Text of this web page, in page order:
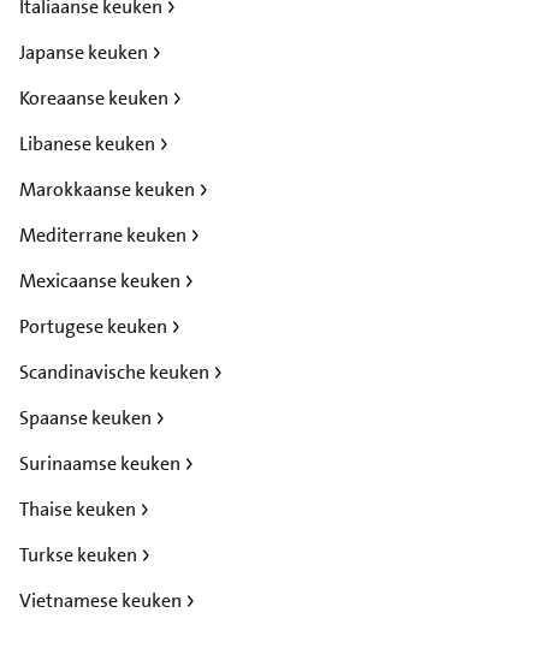
Italiaanse keuken
Japanse keuken
Koreaanse keuken
Libanese keuken
Marokkaanse keuken
Mediterrane keuken
Mexicaanse keuken
Portugese keuken
Scandinavische keuken
Spaanse keuken
Surinaamse keuken
Thaise keuken
Turkse keuken
Vietnamese keuken